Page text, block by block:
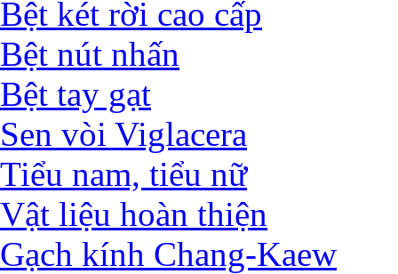
Bệt két rời cao cấp
Bệt nút nhấn
Bệt tay gạt
Sen vòi Viglacera
Tiểu nam, tiểu nữ
Vật liệu hoàn thiện
Gạch kính Chang-Kaew